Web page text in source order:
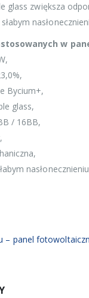
glass zwiększa
w
Bycium+,
glass,
/ 16BB,
panel